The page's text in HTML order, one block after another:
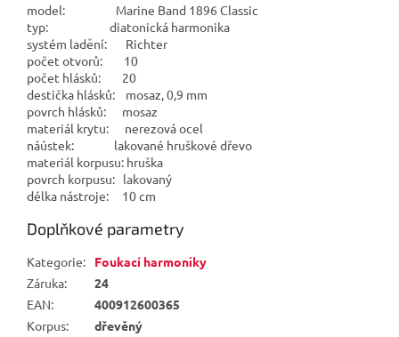
model: Marine Band 1896 Classic
typ: diatonická harmonika
systém ladění: Richter
počet otvorů: 10
počet hlásků: 20
destička hlásků: mosaz, 0,9 mm
povrch hlásků: mosaz
materiál krytu: nerezová ocel
náústek: lakované hruškové dřevo
materiál korpusu: hruška
povrch korpusu: lakovaný
délka nástroje: 10 cm
Doplňkové parametry
Kategorie:
Foukací harmoniky
Záruka:
24
EAN:
400912600365
Korpus:
dřevěný